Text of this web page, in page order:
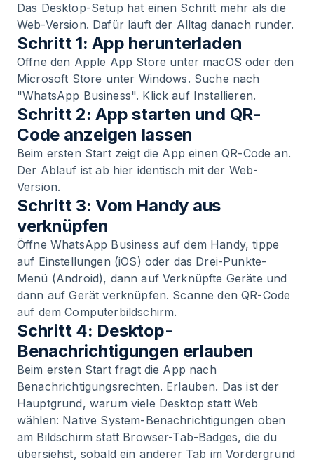
Das Desktop-Setup hat einen Schritt mehr als die
Web-Version. Dafür läuft der Alltag danach runder.
Schritt 1: App herunterladen
Öffne den Apple App Store unter macOS oder den
Microsoft Store unter Windows. Suche nach
"WhatsApp Business". Klick auf Installieren.
Schritt 2: App starten und QR-
Code anzeigen lassen
Beim ersten Start zeigt die App einen QR-Code an.
Der Ablauf ist ab hier identisch mit der Web-
Version.
Schritt 3: Vom Handy aus
verknüpfen
Öffne WhatsApp Business auf dem Handy, tippe
auf Einstellungen (iOS) oder das Drei-Punkte-
Menü (Android), dann auf Verknüpfte Geräte und
dann auf Gerät verknüpfen. Scanne den QR-Code
auf dem Computerbildschirm.
Schritt 4: Desktop-
Benachrichtigungen erlauben
Beim ersten Start fragt die App nach
Benachrichtigungsrechten. Erlauben. Das ist der
Hauptgrund, warum viele Desktop statt Web
wählen: Native System-Benachrichtigungen oben
am Bildschirm statt Browser-Tab-Badges, die du
übersiehst, sobald ein anderer Tab im Vordergrund